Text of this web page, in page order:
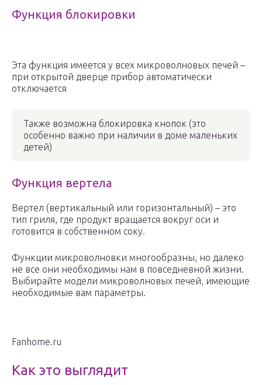
Функция блокировки
Эта функция имеется у всех микроволновых печей –
при открытой дверце прибор автоматически
отключается
Также возможна блокировка кнопок (это
особенно важно при наличии в доме маленьких
детей)
Функция вертела
Вертел (вертикальный или горизонтальный) – это
тип гриля, где продукт вращается вокруг оси и
готовится в собственном соку.
Функции микроволновки многообразны, но далеко
не все они необходимы нам в повседневной жизни.
Выбирайте модели микроволновых печей, имеющие
необходимые вам параметры.
Fanhome.ru
Как это выглядит